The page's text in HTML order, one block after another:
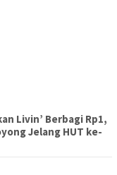
Livin’ Berbagi Rp1,
Jelang HUT ke-